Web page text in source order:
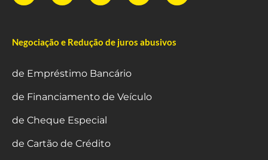
Negociação e Redução de juros abusivos
de Empréstimo Bancário
de Financiamento de Veículo
de Cheque Especial
de Cartão de Crédito